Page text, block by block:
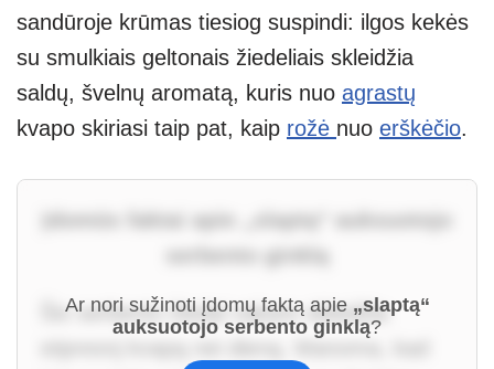
sandūroje krūmas tiesiog suspindi: ilgos kekės
su smulkiais geltonais žiedeliais skleidžia
saldų, švelnų aromatą, kuris nuo agrastų
kvapo skiriasi taip pat, kaip rožė nuo erškėčio.
Įdomūs faktai apie „slaptą“ auksuotojo
serbento ginklą
Šio serbento žiedai vakare skleidžia
Ar nori sužinoti įdomų faktą apie „slaptą“
auksuotojo serbento ginklą?